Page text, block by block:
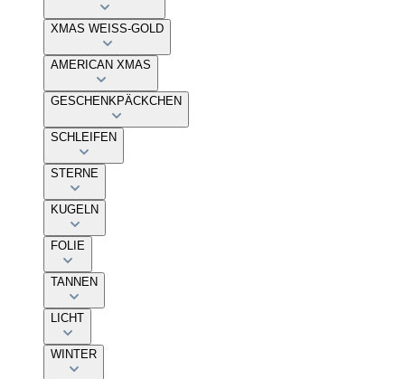
XMAS WEISS-GOLD
AMERICAN XMAS
GESCHENKPÄCKCHEN
SCHLEIFEN
STERNE
KUGELN
FOLIE
TANNEN
LICHT
WINTER